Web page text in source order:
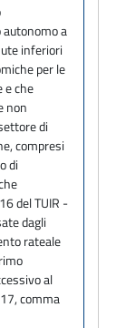
a
inferiori
per le
e che
non
di
compresi
di
del TUIR -
dagli
rateale
al
comma